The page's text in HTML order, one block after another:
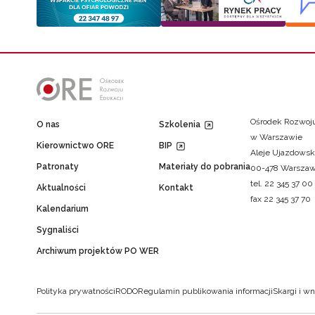
O nas
Kierownictwo ORE
Patronaty
Aktualności
Kalendarium
Sygnaliści
Archiwum projektów PO WER
Szkolenia
BIP
Materiały do pobrania
Kontakt
Ośrodek
w Warszawie
Aleje
00-478
tel. 22 345 37 00
fax 22 345 37 70
Polityka prywatnościRODORegulamin publikowania informacjiSkargi i